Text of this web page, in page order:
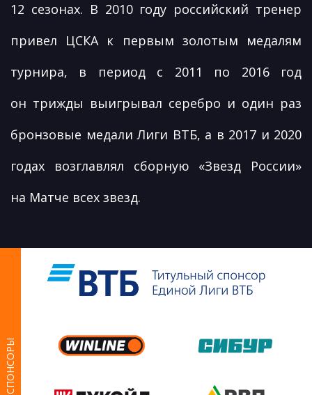
12 сезонах. В 2010 году российский тренер
привел ЦСКА к первым золотым медалям
турнира, в период с 2011 по 2016 год
он трижды выигрывал серебро и один раз
бронзовые медали Лиги ВТБ, а в 2017 и 2020
годах возглавлял сборную «Звезд России»
на Матче всех звезд.
СПОНСОРЫ